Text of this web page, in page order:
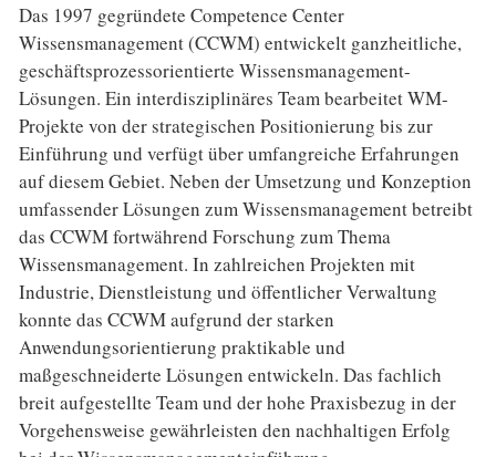
Das 1997 gegründete Competence Center
Wissensmanagement (CCWM) entwickelt ganzheitliche,
geschäftsprozessorientierte Wissensmanagement-
Lösungen. Ein interdisziplinäres Team bearbeitet WM-
Projekte von der strategischen Positionierung bis zur
Einführung und verfügt über umfangreiche Erfahrungen
auf diesem Gebiet. Neben der Umsetzung und Konzeption
umfassender Lösungen zum Wissensmanagement betreibt
das CCWM fortwährend Forschung zum Thema
Wissensmanagement. In zahlreichen Projekten mit
Industrie, Dienstleistung und öffentlicher Verwaltung
konnte das CCWM aufgrund der starken
Anwendungsorientierung praktikable und
maßgeschneiderte Lösungen entwickeln. Das fachlich
breit aufgestellte Team und der hohe Praxisbezug in der
Vorgehensweise gewährleisten den nachhaltigen Erfolg